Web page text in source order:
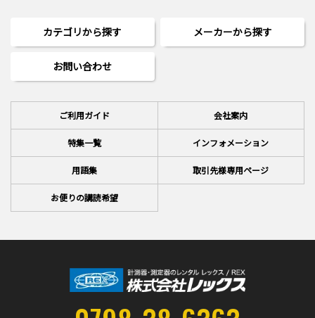
カテゴリから探す メーカーから探す
お問い合わせ
ご利用ガイド 会社案内
特集一覧 インフォメーション
用語集 取引先様専用ページ
お便りの講読希望